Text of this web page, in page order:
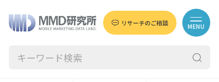
リサーチのご相談 MENU